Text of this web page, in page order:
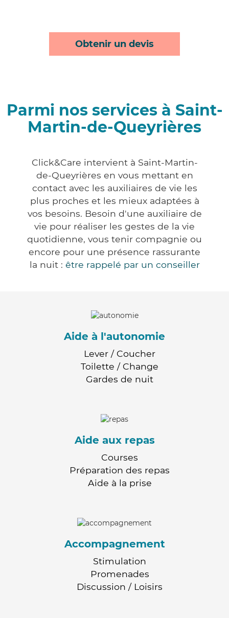
Obtenir un devis
Parmi nos services à Saint-
Martin-de-Queyrières
Click&Care intervient à Saint-Martin-
de-Queyrières en vous mettant en
contact avec les auxiliaires de vie les
plus proches et les mieux adaptées à
vos besoins. Besoin d'une auxiliaire de
vie pour réaliser les gestes de la vie
quotidienne, vous tenir compagnie ou
encore pour une présence rassurante
la nuit : être rappelé par un conseiller
Aide à l'autonomie
Lever / Coucher
Toilette / Change
Gardes de nuit
Aide aux repas
Courses
Préparation des repas
Aide à la prise
Accompagnement
Stimulation
Promenades
Discussion / Loisirs